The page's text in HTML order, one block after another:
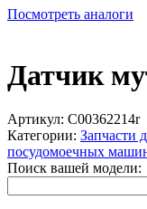
Посмотреть аналоги
Датчик
Артикул: C00362214r
Категории: Запчасти
посудомоечных
Поиск вашей модели: